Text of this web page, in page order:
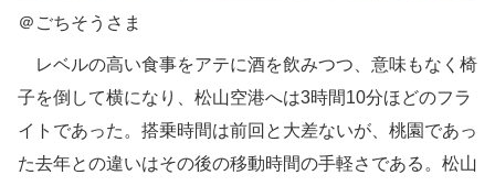
＠ごちそうさま
レベルの高い食事をアテに酒を飲みつつ、意味もなく椅
子を倒して横になり、松山空港へは3時間10分ほどのフラ
イトであった。搭乗時間は前回と大差ないが、桃園であっ
た去年との違いはその後の移動時間の手軽さである。松山